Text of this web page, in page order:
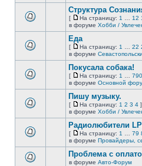
непрочитанных
сообщений.
непрочитанных
сообщений.
этой
непрочитанных
сообщений.
Структура
[
На
страницу
На страницу: 1 12
в форуме Хобби /
этой
непрочитанных
сообщений.
Еда
[
На
страницу
На страницу: 1 22
в форуме
этой
непрочитанных
сообщений.
Покусала собака!
[
На
страницу
На страницу: 1 790
в форуме Основной
этой
непрочитанных
сообщений.
Пишу музыку.
[
На
страницу
На страницу: 1 2 3 4 ]
в форуме Хобби /
этой
Радиолюбители
[
На
страницу
На страницу: 1 79
в форуме Провайдеры,
Проблема с
в форуме Авто-Форум